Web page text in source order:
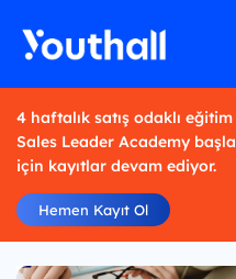
4 haftalık satış odaklı
Sales Leader Academy
için kayıtlar devam ediyor.
Hemen Kayıt Ol